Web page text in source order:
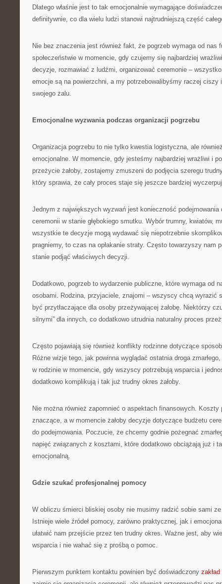
Dlatego właśnie jest to tak emocjonalnie wymagające
definitywnie, co dla wielu ludzi stanowi najtrudniejszą część
Nie bez znaczenia jest również fakt, że pogrzeb wymaga od nas
społeczeństwie w momencie, gdy czujemy się najbardziej
decyzje, rozmawiać z ludźmi, organizować ceremonie –
emocje są na powierzchni, a my potrzebowalibyśmy raczej ciszy
swojego żalu.
Emocjonalne wyzwania podczas organizacji pogrzebu
Organizacja pogrzebu to nie tylko kwestia logistyczna, ale
emocjonalne. W momencie, gdy jesteśmy najbardziej wrażliwi i
przeżycie żałoby, zostajemy zmuszeni do podjęcia szeregu
który sprawia, że cały proces staje się jeszcze bardziej
Jednym z największych wyzwań jest konieczność
ceremonii w stanie głębokiego smutku. Wybór trumny, kwiatów,
wszystkie te decyzje mogą wydawać się niepotrzebnie
pragniemy, to czas na opłakanie straty. Często towarzyszy nam
stanie podjąć właściwych decyzji.
Dodatkowo, pogrzeb to wydarzenie publiczne, które wymaga od
osobami. Rodzina, przyjaciele, znajomi – wszyscy chcą wyrazić
być przytłaczające dla osoby przeżywającej żałobę. Niektórzy
silnymi” dla innych, co dodatkowo utrudnia naturalny proces
Często pojawiają się również konflikty rodzinne dotyczące
Różne wizje tego, jak powinna wyglądać ostatnia droga
w rodzinie w momencie, gdy wszyscy potrzebują wsparcia i
dodatkowo komplikują i tak już trudny okres żałoby.
Nie można również zapomnieć o aspektach finansowych. Koszty
znaczące, a w momencie żałoby decyzje dotyczące budżetu
do podejmowania. Poczucie, że chcemy godnie pożegnać
napięć związanych z kosztami, które dodatkowo obciążają już i
emocjonalną.
Gdzie szukać profesjonalnej pomocy
W obliczu śmierci bliskiej osoby nie musimy radzić sobie sami
Istnieje wiele źródeł pomocy, zarówno praktycznej, jak i
ułatwić nam przejście przez ten trudny okres. Ważne jest, aby
wsparcia i nie wahać się z prośbą o pomoc.
Pierwszym punktem kontaktu powinien być doświadczony